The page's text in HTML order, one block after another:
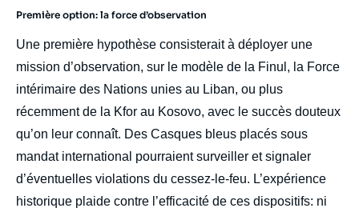
Première option: la force d’observation
Une première hypothèse consisterait à déployer une
mission d’observation, sur le modèle de la Finul, la Force
intérimaire des Nations unies au Liban, ou plus
récemment de la Kfor au Kosovo, avec le succès douteux
qu’on leur connaît. Des Casques bleus placés sous
mandat international pourraient surveiller et signaler
d’éventuelles violations du cessez-le-feu. L’expérience
historique plaide contre l’efficacité de ces dispositifs: ni